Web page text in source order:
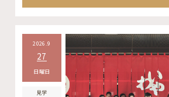
2026.9
27
日曜日
見学